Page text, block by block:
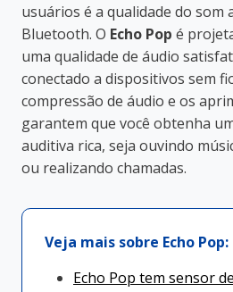
usuários é a qualidade do som
Bluetooth. O Echo Pop é
uma qualidade de áudio
conectado a dispositivos sem
compressão de áudio e os
garantem que você obtenha
auditiva rica, seja ouvindo
ou realizando chamadas.
Veja mais sobre Echo Pop:
Echo Pop tem sensor